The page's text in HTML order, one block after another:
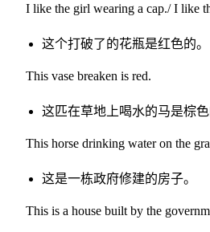
I like the girl wearing a cap./ I like
这个打破了的花瓶是红色的。
This vase breaken is red.
这匹在草地上喝水的马是棕色
This horse drinking water on the
这是一栋政府修建的房子。
This is a house built by the